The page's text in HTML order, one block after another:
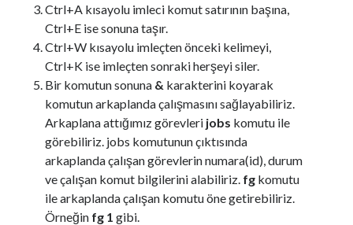
x
a
O
r
a
c
l
e
S
o
Ctrl+A kısayolu imleci komut satırının başına,
Ctrl+E ise sonuna taşır.
Ctrl+W kısayolu imleçten önceki kelimeyi,
Ctrl+K ise imleçten sonraki herşeyi siler.
Bir komutun sonuna & karakterini koyarak
komutun arkaplanda çalışmasını sağlayabiliriz.
Arkaplana attığımız görevleri jobs komutu ile
görebiliriz. jobs komutunun çıktısında
arkaplanda çalışan görevlerin numara(id), durum
ve çalışan komut bilgilerini alabiliriz. fg komutu
ile arkaplanda çalışan komutu öne getirebiliriz.
Örneğin fg 1 gibi.